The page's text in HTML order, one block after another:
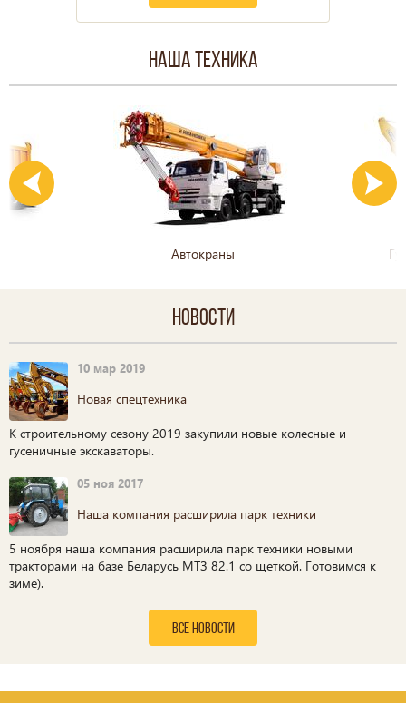
Наша техника
Автокраны
Новости
10 мар 2019
Новая спецтехника
К строительному сезону 2019 закупили новые колесные и
гусеничные экскаваторы.
05 ноя 2017
Наша компания расширила парк техники
5 ноября наша компания расширила парк техники новыми
тракторами на базе Беларусь МТЗ 82.1 со щеткой. Готовимся к
зиме).
все новости